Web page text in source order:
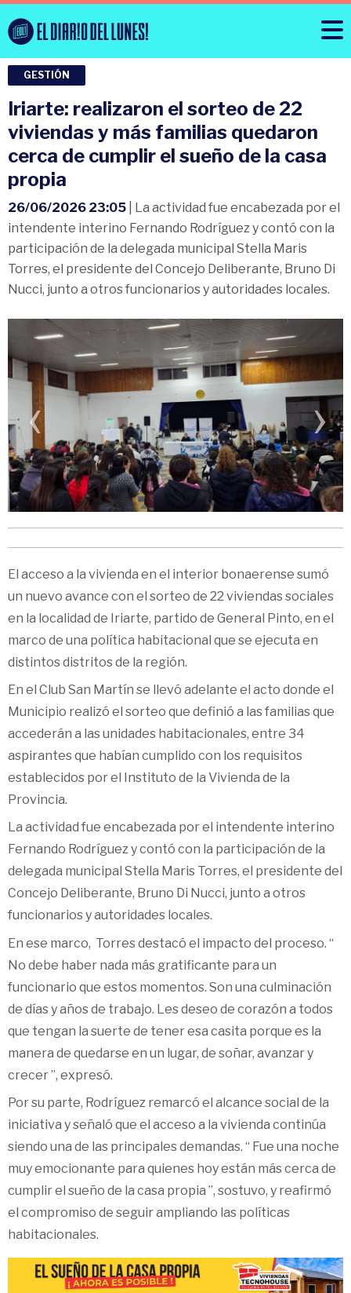
GESTIÓN
Iriarte: realizaron el sorteo de 22
viviendas y más familias quedaron
cerca de cumplir el sueño de la casa
propia
26/06/2026 23:05 | La actividad fue encabezada por el
intendente interino Fernando Rodríguez y contó con la
participación de la delegada municipal Stella Maris
Torres, el presidente del Concejo Deliberante, Bruno Di
Nucci, junto a otros funcionarios y autoridades locales.
‹ ›
El acceso a la vivienda en el interior bonaerense sumó
un nuevo avance con el sorteo de 22 viviendas sociales
en la localidad de Iriarte, partido de General Pinto, en el
marco de una política habitacional que se ejecuta en
distintos distritos de la región.
En el Club San Martín se llevó adelante el acto donde el
Municipio realizó el sorteo que definió a las familias que
accederán a las unidades habitacionales, entre 34
aspirantes que habían cumplido con los requisitos
establecidos por el Instituto de la Vivienda de la
Provincia.
La actividad fue encabezada por el intendente interino
Fernando Rodríguez y contó con la participación de la
delegada municipal Stella Maris Torres, el presidente del
Concejo Deliberante, Bruno Di Nucci, junto a otros
funcionarios y autoridades locales.
En ese marco, Torres destacó el impacto del proceso. “
No debe haber nada más gratificante para un
funcionario que estos momentos. Son una culminación
de días y años de trabajo. Les deseo de corazón a todos
que tengan la suerte de tener esa casita porque es la
manera de quedarse en un lugar, de soñar, avanzar y
crecer ”, expresó.
Por su parte, Rodríguez remarcó el alcance social de la
iniciativa y señaló que el acceso a la vivienda continúa
siendo una de las principales demandas. “ Fue una noche
muy emocionante para quienes hoy están más cerca de
cumplir el sueño de la casa propia ”, sostuvo, y reafirmó
el compromiso de seguir ampliando las políticas
habitacionales.